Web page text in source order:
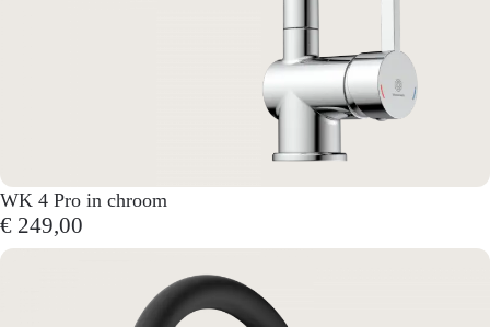
WK 4 Pro in chroom
€ 249,00